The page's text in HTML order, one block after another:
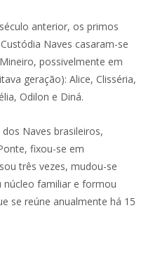
anterior, os primos
Naves casaram-se
possivelmente em
geração): Alice, Clisséria,
Odilon e Diná.
Naves brasileiros,
fixou-se em
três vezes, mudou-se
núcleo familiar e formou
se reúne anualmente há 15